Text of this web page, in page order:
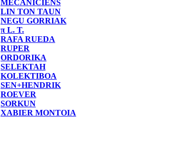
MECANICIENS
LIN TON TAUN
NEGU GORRIAK
π L. T.
RAFA RUEDA
RUPER
ORDORIKA
SELEKTAH
KOLEKTIBOA
SEN+HENDRIK
ROEVER
SORKUN
XABIER MONTOIA